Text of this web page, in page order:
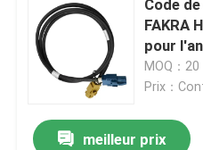
Code
FAKRA
pour
MOQ：20
Prix：
meilleur prix